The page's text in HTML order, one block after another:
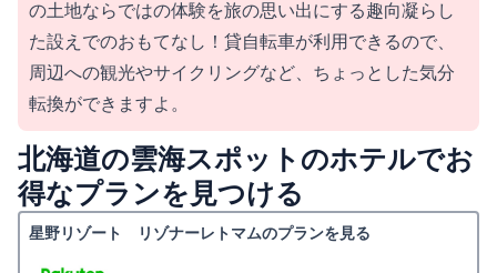
の土地ならではの体験を旅の思い出にする趣向凝らし
た設えでのおもてなし！貸自転車が利用できるので、
周辺への観光やサイクリングなど、ちょっとした気分
転換ができますよ。
北海道の雲海スポットのホテルでお
得なプランを見つける
星野リゾート リゾナーレトマムのプランを見る